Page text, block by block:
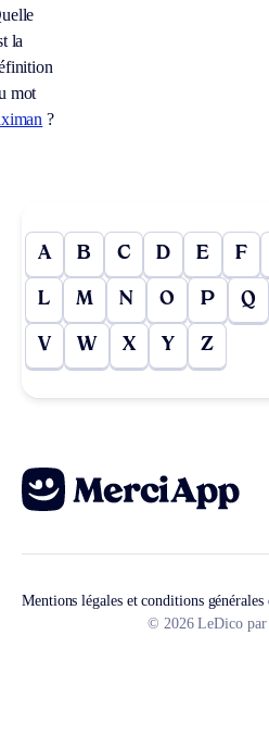
la
mot
?
A B C D E F
L M N O P Q
V W X Y Z
Mentions légales et conditions
© 2026 LeDico par